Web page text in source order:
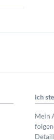
Ich
Mein